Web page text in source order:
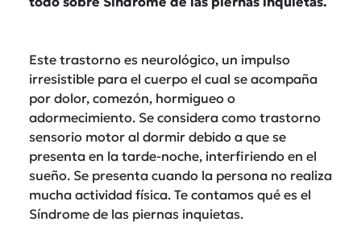
Este trastorno es neurológico, un impulso
irresistible para el cuerpo el cual se acompaña
por dolor, comezón, hormigueo o
adormecimiento. Se considera como trastorno
sensorio motor al dormir debido a que se
presenta en la tarde-noche, interfiriendo en el
sueño. Se presenta cuando la persona no realiza
mucha actividad física. Te contamos qué es el
Síndrome de las piernas inquietas.